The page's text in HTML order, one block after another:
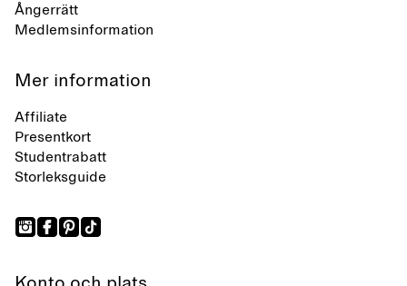
Ångerrätt
Medlemsinformation
Mer information
Affiliate
Presentkort
Studentrabatt
Storleksguide